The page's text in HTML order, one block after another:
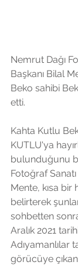
Nemrut Dağı
Başkanı Bilal
Beko sahibi
etti.
Kahta Kutlu
KUTLU'ya
bulunduğunu
Fotoğraf
Mente, kısa bir
belirterek
sohbetten
Aralık 2021
Adıyamanlılar
görücüye